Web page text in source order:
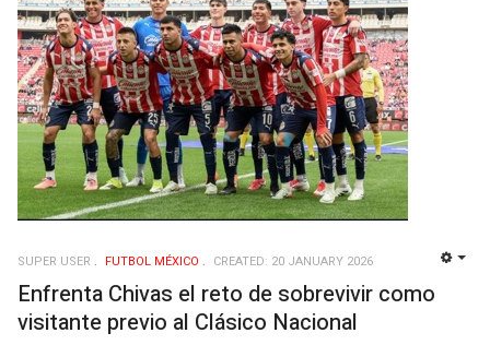
SUPER USER FUTBOL MÉXICO CREATED: 20 JANUARY 2026
Enfrenta Chivas el reto de sobrevivir como
visitante previo al Clásico Nacional